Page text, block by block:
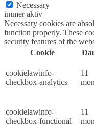
Necessary
immer aktiv
Necessary cookies are
function properly. These
security features of the
Cookie
cookielawinfo-
checkbox-analytics
11
cookielawinfo-
checkbox-functional
11